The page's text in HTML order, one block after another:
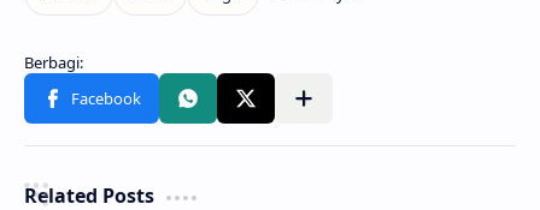
Related Posts